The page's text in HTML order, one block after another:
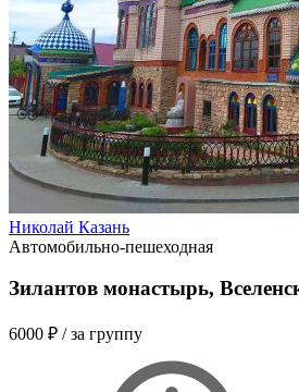
Николай Казань
Автомобильно-пешеходная
Зилантов монастырь,
6000 ₽ / за группу